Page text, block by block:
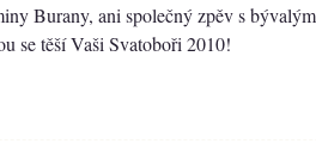
Burany, ani společný zpěv s
se těší Vaši Svatoboři 2010!